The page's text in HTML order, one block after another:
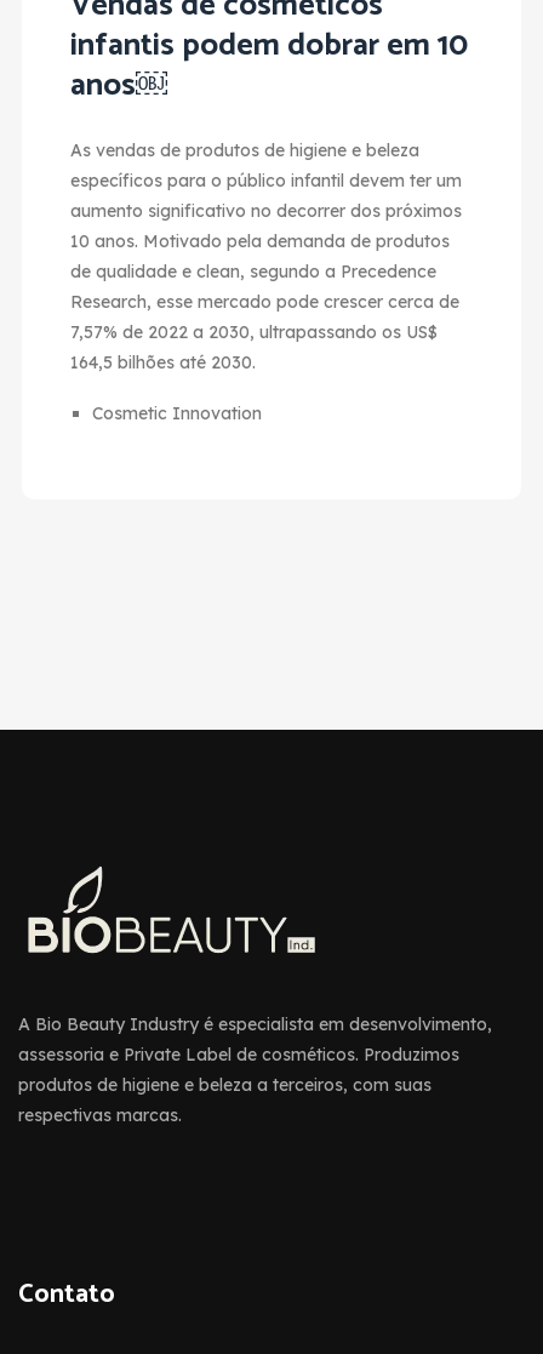
infantis podem dobrar em 10
anos￼
As vendas de produtos de higiene e beleza
específicos para o público infantil devem ter um
aumento significativo no decorrer dos próximos
10 anos. Motivado pela demanda de produtos
de qualidade e clean, segundo a Precedence
Research, esse mercado pode crescer cerca de
7,57% de 2022 a 2030, ultrapassando os US$
164,5 bilhões até 2030.
Cosmetic Innovation
A Bio Beauty Industry é especialista em desenvolvimento,
assessoria e Private Label de cosméticos. Produzimos
produtos de higiene e beleza a terceiros, com suas
respectivas marcas.
Contato